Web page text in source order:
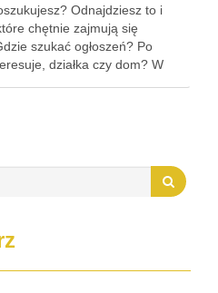
Odnajdziesz to i
chętnie zajmują się
szukać ogłoszeń? Po
działka czy dom? W